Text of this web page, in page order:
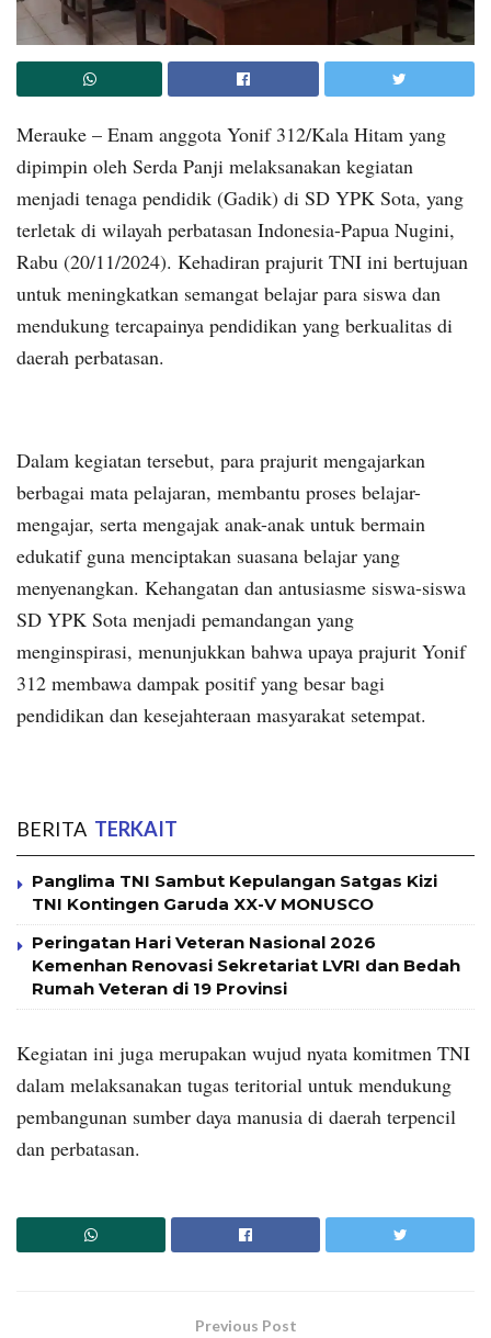
Merauke – Enam anggota Yonif 312/Kala Hitam yang
dipimpin oleh Serda Panji melaksanakan kegiatan
menjadi tenaga pendidik (Gadik) di SD YPK Sota, yang
terletak di wilayah perbatasan Indonesia-Papua Nugini,
Rabu (20/11/2024). Kehadiran prajurit TNI ini bertujuan
untuk meningkatkan semangat belajar para siswa dan
mendukung tercapainya pendidikan yang berkualitas di
daerah perbatasan.
Dalam kegiatan tersebut, para prajurit mengajarkan
berbagai mata pelajaran, membantu proses belajar-
mengajar, serta mengajak anak-anak untuk bermain
edukatif guna menciptakan suasana belajar yang
menyenangkan. Kehangatan dan antusiasme siswa-siswa
SD YPK Sota menjadi pemandangan yang
menginspirasi, menunjukkan bahwa upaya prajurit Yonif
312 membawa dampak positif yang besar bagi
pendidikan dan kesejahteraan masyarakat setempat.
BERITA TERKAIT
Panglima TNI Sambut Kepulangan Satgas Kizi
TNI Kontingen Garuda XX-V MONUSCO
Peringatan Hari Veteran Nasional 2026
Kemenhan Renovasi Sekretariat LVRI dan Bedah
Rumah Veteran di 19 Provinsi
Kegiatan ini juga merupakan wujud nyata komitmen TNI
dalam melaksanakan tugas teritorial untuk mendukung
pembangunan sumber daya manusia di daerah terpencil
dan perbatasan.
Previous Post